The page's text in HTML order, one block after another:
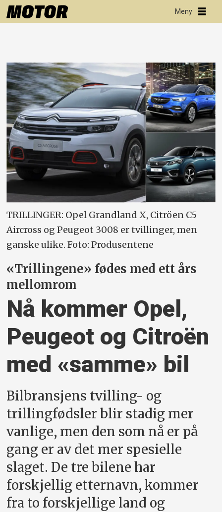
TRILLINGER: Opel Grandland X, Citröen C5
Aircross og Peugeot 3008 er tvillinger, men
ganske ulike. Foto: Produsentene
«Trillingene» fødes med ett års
mellomrom
Nå kommer Opel,
Peugeot og Citroën
med «samme» bil
Bilbransjens tvilling- og
trillingfødsler blir stadig mer
vanlige, men den som nå er på
gang er av det mer spesielle
slaget. De tre bilene har
forskjellig etternavn, kommer
fra to forskjellige land og